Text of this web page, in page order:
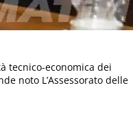
tecnico-economica dei
noto L’Assessorato delle